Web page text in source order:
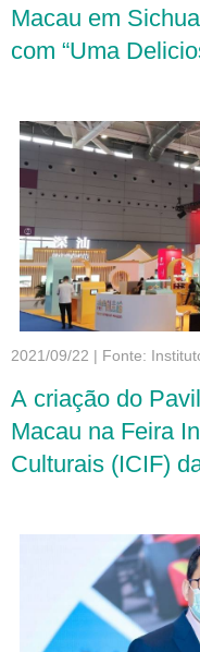
Macau em
com “Uma
Macaense”
2021/09/22 | Fonte:
A criação do
Macau na Feira
Culturais (ICIF)
mostrar os
oportunidades